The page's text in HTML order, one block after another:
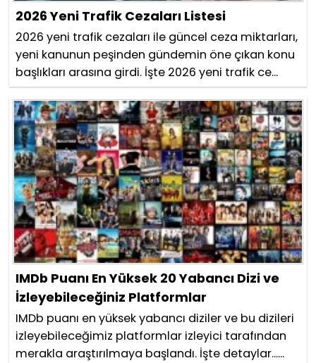
2026 Yeni Trafik Cezaları Listesi
2026 yeni trafik cezaları ile güncel ceza miktarları,
yeni kanunun peşinden gündemin öne çıkan konu
başlıkları arasına girdi. İşte 2026 yeni trafik ce...
IMDb Puanı En Yüksek 20 Yabancı Dizi ve
İzleyebileceğiniz Platformlar
IMDb puanı en yüksek yabancı diziler ve bu dizileri
izleyebileceğimiz platformlar izleyici tarafından
merakla araştırılmaya başlandı. İşte detaylar......